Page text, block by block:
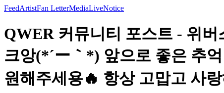
FeedArtistFan LetterMediaLiveNotice
QWER 커뮤니티 포스트 - 위
크앙(*´ー｀*) 앞으로 좋은 추
원해주세용🔥 항상 고맙고 사